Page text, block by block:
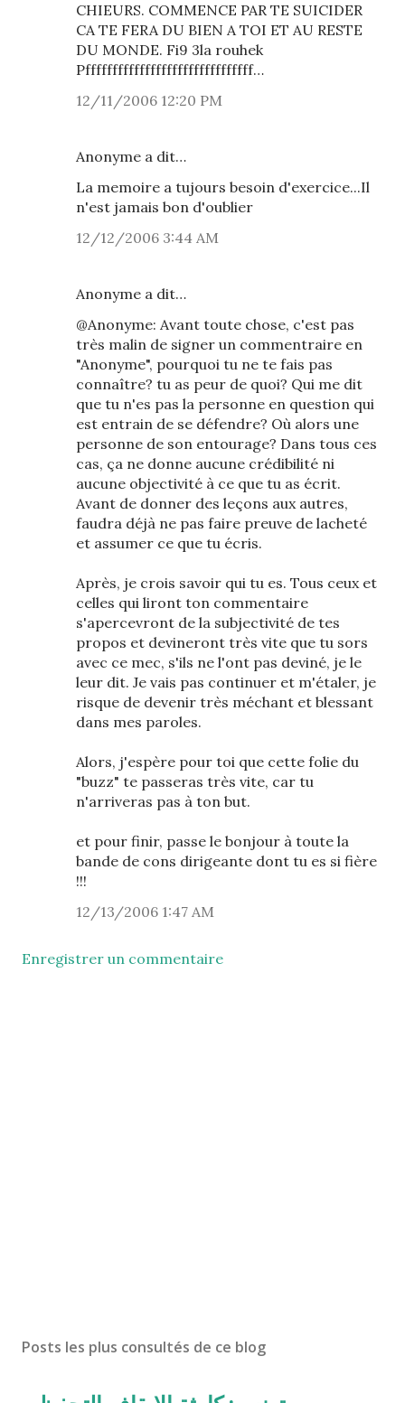
CHIEURS. COMMENCE PAR TE SUICIDER
CA TE FERA DU BIEN A TOI ET AU RESTE
DU MONDE. Fi9 3la rouhek
Pfffffffffffffffffffffffffffffff…
12/11/2006 12:20 PM
Anonyme a dit…
La memoire a tujours besoin d'exercice...Il
n'est jamais bon d'oublier
12/12/2006 3:44 AM
Anonyme a dit…
@Anonyme: Avant toute chose, c'est pas
très malin de signer un commentraire en
"Anonyme", pourquoi tu ne te fais pas
connaître? tu as peur de quoi? Qui me dit
que tu n'es pas la personne en question qui
est entrain de se défendre? Où alors une
personne de son entourage? Dans tous ces
cas, ça ne donne aucune crédibilité ni
aucune objectivité à ce que tu as écrit.
Avant de donner des leçons aux autres,
faudra déjà ne pas faire preuve de lacheté
et assumer ce que tu écris.
Après, je crois savoir qui tu es. Tous ceux et
celles qui liront ton commentaire
s'apercevront de la subjectivité de tes
propos et devineront très vite que tu sors
avec ce mec, s'ils ne l'ont pas deviné, je le
leur dit. Je vais pas continuer et m'étaler, je
risque de devenir très méchant et blessant
dans mes paroles.
Alors, j'espère pour toi que cette folie du
"buzz" te passeras très vite, car tu
n'arriveras pas à ton but.
et pour finir, passe le bonjour à toute la
bande de cons dirigeante dont tu es si fière
!!!
12/13/2006 1:47 AM
Enregistrer un commentaire
Posts les plus consultés de ce blog